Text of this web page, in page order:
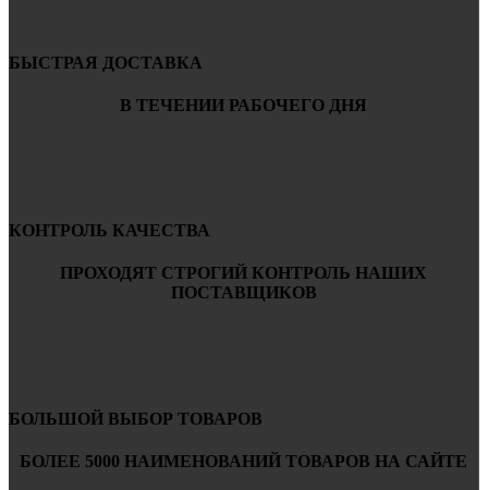
БЫСТРАЯ ДОСТАВКА
В ТЕЧЕНИИ РАБОЧЕГО ДНЯ
КОНТРОЛЬ КАЧЕСТВА
ПРОХОДЯТ СТРОГИЙ КОНТРОЛЬ НАШИХ
ПОСТАВЩИКОВ
БОЛЬШОЙ ВЫБОР ТОВАРОВ
БОЛЕЕ 5000 НАИМЕНОВАНИЙ ТОВАРОВ НА САЙТЕ